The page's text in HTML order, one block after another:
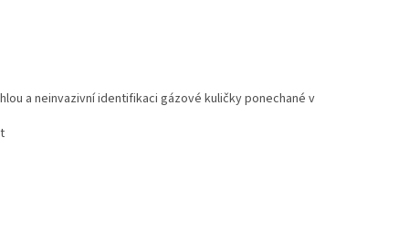
a neinvazivní identifikaci gázové kuličky ponechané v